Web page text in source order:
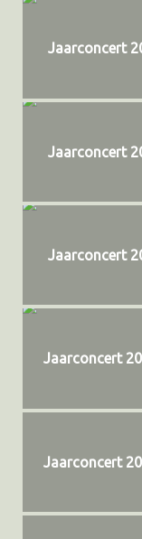
Jaarconcert
Jaarconcert
Jaarconcert
Jaarconcert
Jaarconcert